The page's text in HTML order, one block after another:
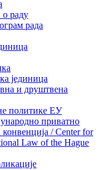
раду
рада
јединица
и друштвена
политике ЕУ
приватно
/ Center for
Law of the Hague